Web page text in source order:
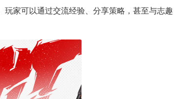
家可以通过交流经验、分享策略，甚至与志趣